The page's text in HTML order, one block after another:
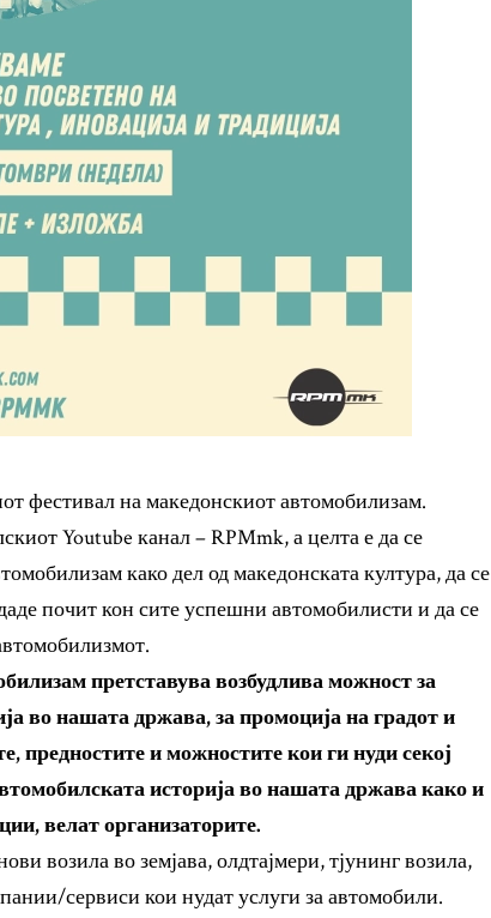
фестивал на македонскиот автомобилизам.
Youtube канал – RPMmk, а целта е да се
како дел од македонската култура, да се
почит кон сите успешни автомобилисти и да се
претставува возбудлива можност за
во нашата држава, за промоција на градот и
и можностите кои ги нуди секој
историја во нашата држава како и
велат организаторите.
возила во земјава, олдтајмери, тјунинг возила,
сервиси кои нудат услуги за автомобили.